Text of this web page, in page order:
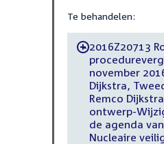
Te behandelen:
-2016Z20713
november
Dijkstra,
Remco
ontwerp-
de agenda
Nucleaire